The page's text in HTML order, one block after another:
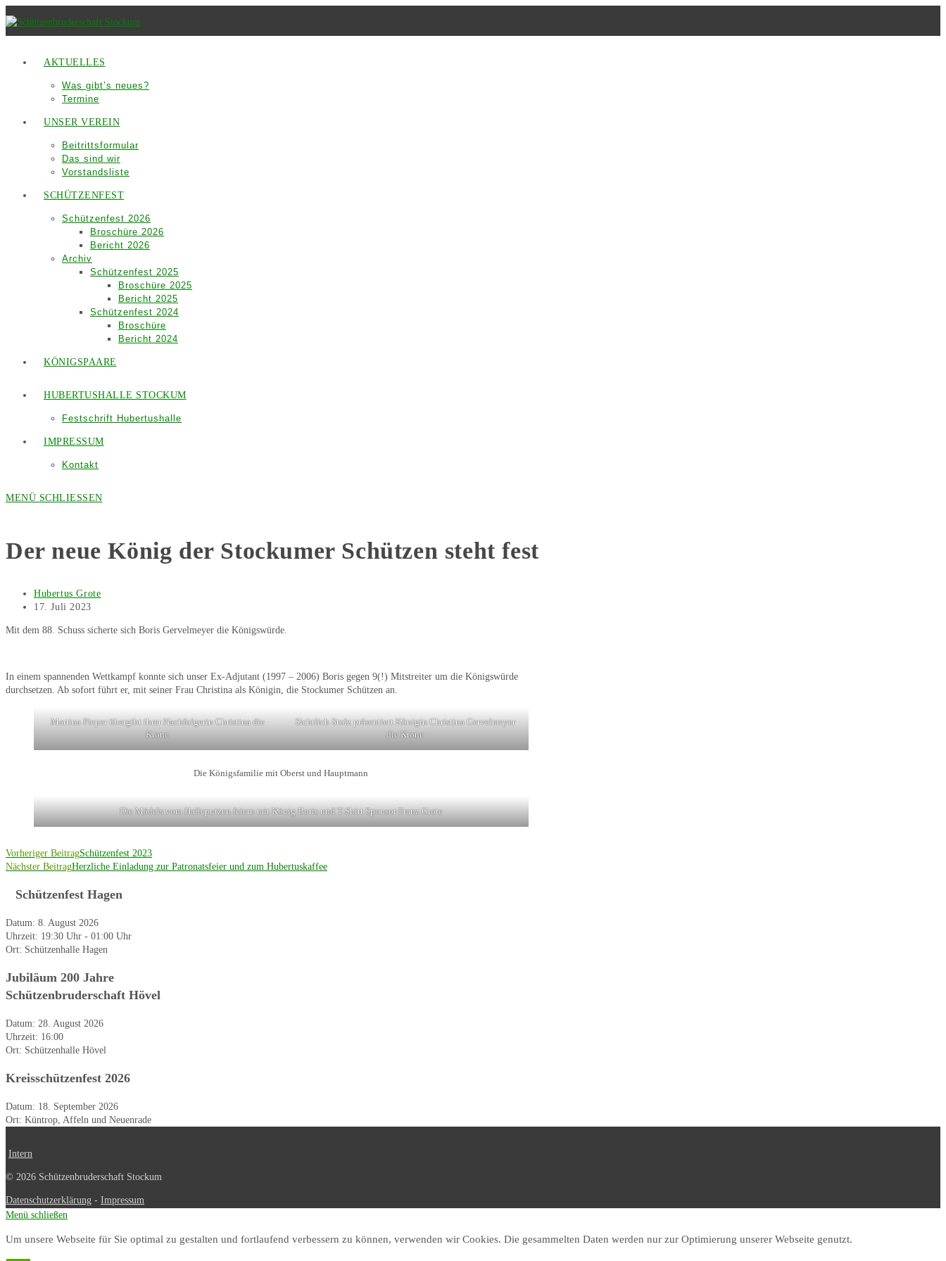
Inhalt
springen
AKTUELLES
Was gibt’s neues?
Termine
UNSER VEREIN
Beitrittsformular
Das sind wir
Vorstandsliste
SCHÜTZENFEST
Schützenfest 2026
Broschüre 2026
Bericht 2026
Archiv
Schützenfest 2025
Broschüre 2025
Bericht 2025
Schützenfest 2024
Broschüre
Bericht 2024
KÖNIGSPAARE
HUBERTUSHALLE STOCKUM
Festschrift Hubertushalle
IMPRESSUM
Kontakt
MENÜ SCHLIESSEN
Der neue König der Stockumer Schützen steht fest
Beitrags-
Autor:
Hubertus Grote
Beitrag
17. Juli 2023
Mit dem 88. Schuss sicherte sich Boris Gervelmeyer die Königswürde.
In einem spannenden Wettkampf konnte sich unser Ex-Adjutant (1997 – 2006) Boris gegen 9(!) Mitstreiter um die Königswürde
durchsetzen. Ab sofort führt er, mit seiner Frau Christina als Königin, die Stockumer Schützen an.
Martina Pieper übergibt ihrer Nachfolgerin Christina die
Krone
Sichtlich Stolz präsentiert Königin Christina Gervelmeyer
die Krone
Die Königsfamilie mit Oberst und Hauptmann
Die Mädels vom Halleputzen feiern mit König Boris und T-Shirt Sponsor Franz Grote
Weitere
Artikel
ansehen
Vorheriger BeitragSchützenfest 2023
Nächster BeitragHerzliche Einladung zur Patronatsfeier und zum Hubertuskaffee
Schützenfest Hagen
Datum: 8. August 2026
Uhrzeit: 19:30 Uhr - 01:00 Uhr
Ort: Schützenhalle Hagen
Jubiläum 200 Jahre
Schützenbruderschaft Hövel
Datum: 28. August 2026
Uhrzeit: 16:00
Ort: Schützenhalle Hövel
Kreisschützenfest 2026
Datum: 18. September 2026
Ort: Küntrop, Affeln und Neuenrade
Intern
© 2026 Schützenbruderschaft Stockum
Datenschutzerklärung - Impressum
Menü schließen
Um unsere Webseite für Sie optimal zu gestalten und fortlaufend verbessern zu können, verwenden wir Cookies. Die gesammelten Daten werden nur zur Optimierung unserer Webseite genutzt.